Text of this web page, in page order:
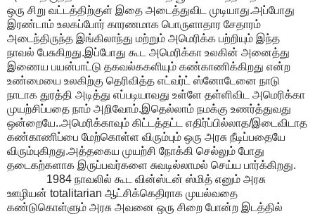
ஒரு சிறு வட்டத்திற்குள் இதை அடைத்துவிட முடியாது.அப்போது
இரண்டாம் உலகப்போர் காரணமாக பொருளாதார சேதாரம்
அடைந்திருந்த இங்கிலாந்து மற்றும் அமெரிக்க பற்றியும் இந்த
நாவல் பேசுகிறது.இப்போது கூட அமெரிக்கா உலகின் அனைத்து
இணைய பயன்பாட்டு தகவல்ககளியும் கண்காணிக்கிறது என்ற
உண்மையை உலகிற்கு தெரிவித்த எட்வர்ட் ஸ்னோடேனை நாடு
நாடாக துரத்தி அடித்து எப்படியாவது உள்ளே தள்ளிவிட அமெரிக்கா
முயற்சிப்பதை நாம் அறிவோம்.இதெல்லாம் நமக்கு உணர்த்துவது
ஒன்றையே..அமெரிக்காவும் கிட்டத்தட்ட எதிர்ப்பில்லாத/இடைவிடாத
கண்காணிப்பை மேற்கொள்ள விரும்பும் ஒரு அரசு நீடிப்பதையே
விரும்புகிறது.அத்தகைய முயற்சி நோக்கி செல்லும் போது
தடைகற்களாக இருப்பவர்களை சுவடில்லாமல் செய்ய பார்க்கிறது.
1984 நாவலில் கூட வின்ஸ்டன் ஸ்மித் எனும் அரசு
ஊழியன் totalitarian ஆட்சிக்கெதிராக முயல்வதை
கண்டுகொள்ளும் அரசு அவனை ஒரு சிறை போன்ற இடத்தில்